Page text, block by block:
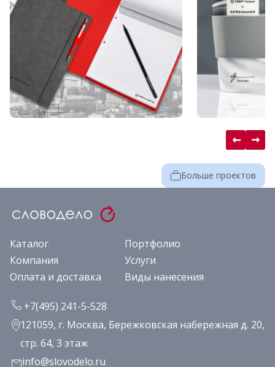
Больше проектов
Каталог
Портфолио
Компания
Услуги
Оплата и доставка
Виды нанесения
+7(495) 241-5-528
121059, г. Москва, Бережковская набережная д. 20,
стр. 64, 3 этаж
info@slovodelo.ru